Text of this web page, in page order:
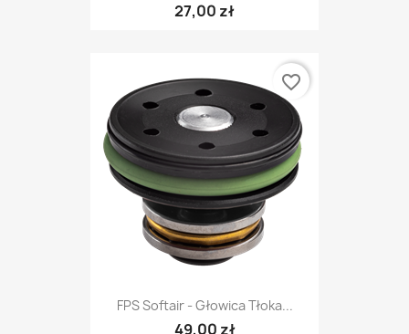
27,00 zł
FPS Softair - Głowica Tłoka...
49,00 zł
favorite_border